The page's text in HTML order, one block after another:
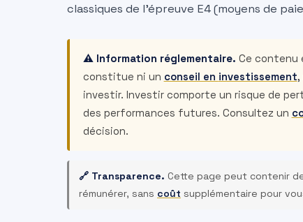
classiques de l’épreuve E4 (moyens de
⚠️ Information réglementaire. Ce contenu
constitue ni un conseil en investissement,
investir. Investir comporte un risque de
des performances futures. Consultez un
décision.
🔗 Transparence. Cette page peut contenir
rémunérer, sans coût supplémentaire pour